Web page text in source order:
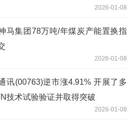
2026-01-08
马集团78万吨/年煤炭产能置换指
2026-01-08
讯(00763)逆市涨4.91% 开展了多
技术试验验证并取得突破
2026-01-08